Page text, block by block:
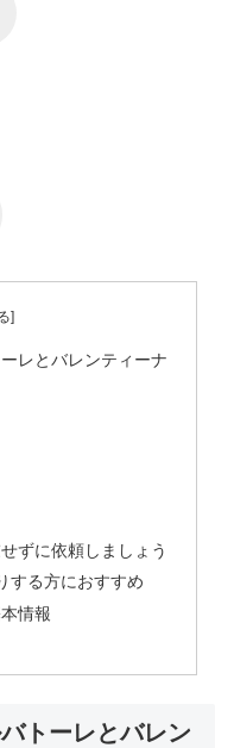
レとバレンティーナ
ずに依頼しましょう
する方におすすめ
情報
トーレとバレン